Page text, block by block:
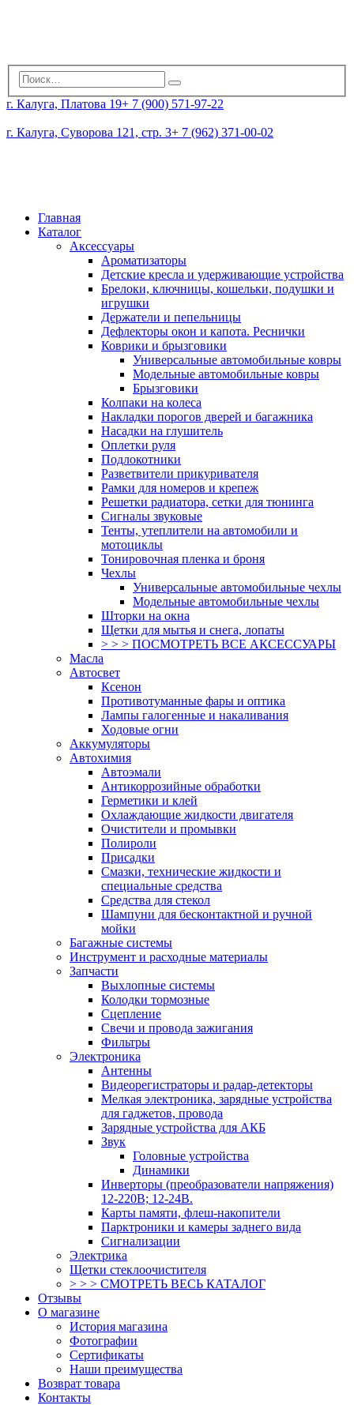
г. Калуга, Платова 19+ 7 (900) 571-97-22
г. Калуга, Суворова 121, стр. 3+ 7 (962) 371-00-02
Главная
Каталог
Аксессуары
Ароматизаторы
Детские кресла и удерживающие устройства
Брелоки, ключницы, кошельки, подушки и
игрушки
Держатели и пепельницы
Дефлекторы окон и капота. Реснички
Коврики и брызговики
Универсальные автомобильные ковры
Модельные автомобильные ковры
Брызговики
Колпаки на колеса
Накладки порогов дверей и багажника
Насадки на глушитель
Оплетки руля
Подлокотники
Разветвители прикуривателя
Рамки для номеров и крепеж
Решетки радиатора, сетки для тюнинга
Сигналы звуковые
Тенты, утеплители на автомобили и
мотоциклы
Тонировочная пленка и броня
Чехлы
Универсальные автомобильные чехлы
Модельные автомобильные чехлы
Шторки на окна
Щетки для мытья и снега, лопаты
> > > ПОСМОТРЕТЬ ВСЕ АКСЕССУАРЫ
Масла
Автосвет
Ксенон
Противотуманные фары и оптика
Лампы галогенные и накаливания
Ходовые огни
Аккумуляторы
Автохимия
Автоэмали
Антикоррозийные обработки
Герметики и клей
Охлаждающие жидкости двигателя
Очистители и промывки
Полироли
Присадки
Смазки, технические жидкости и
специальные средства
Средства для стекол
Шампуни для бесконтактной и ручной
мойки
Багажные системы
Инструмент и расходные материалы
Запчасти
Выхлопные системы
Колодки тормозные
Сцепление
Свечи и провода зажигания
Фильтры
Электроника
Антенны
Видеорегистраторы и радар-детекторы
Мелкая электроника, зарядные устройства
для гаджетов, провода
Зарядные устройства для АКБ
Звук
Головные устройства
Динамики
Инверторы (преобразователи напряжения)
12-220В; 12-24В.
Карты памяти, флеш-накопители
Парктроники и камеры заднего вида
Сигнализации
Электрика
Щетки стеклоочистителя
> > > СМОТРЕТЬ ВЕСЬ КАТАЛОГ
Отзывы
О магазине
История магазина
Фотографии
Сертификаты
Наши преимущества
Возврат товара
Контакты